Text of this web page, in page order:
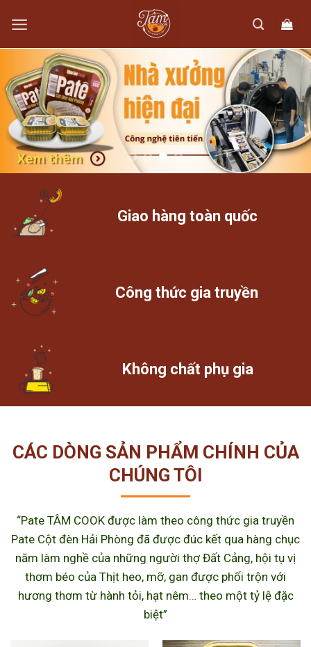
content
Giao hàng toàn quốc
Công thức gia truyền
Không chất phụ gia
CÁC DÒNG SẢN PHẨM CHÍNH CỦA
CHÚNG TÔI
“Pate TÂM COOK được làm theo công thức gia truyền
Pate Cột đèn Hải Phòng đã được đúc kết qua hàng chục
năm làm nghề của những người thợ Đất Cảng, hội tụ vị
thơm béo của Thịt heo, mỡ, gan được phối trộn với
hương thơm từ hành tỏi, hạt nêm… theo một tỷ lệ đặc
biệt”